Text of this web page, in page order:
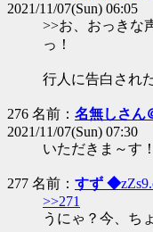
2021/11/07(Sun) 06:05
>>お、おっきな
っ！
行人に告白され
276 名前： 名無しさん
2021/11/07(Sun) 07:30
いただきま～す
277 名前： すず ◆
>>271
うにゃ？今、ち